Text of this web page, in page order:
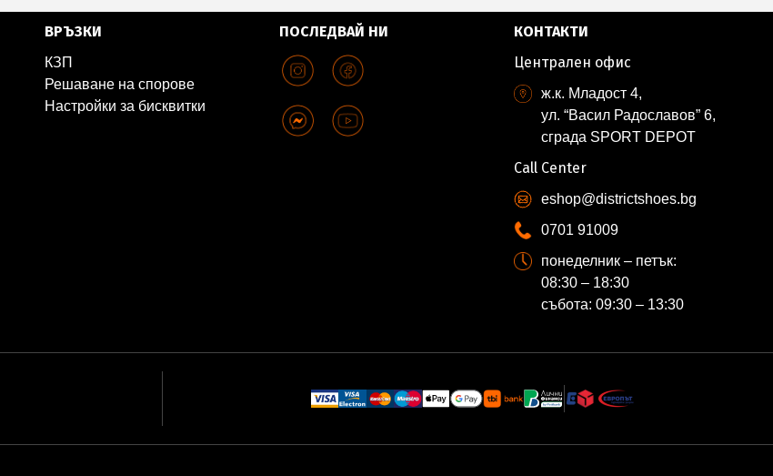
ВРЪЗКИ
КЗП
Решаване на спорове
Настройки за бисквитки
ПОСЛЕДВАЙ НИ
КОНТАКТИ
Централен офис
ж.к. Младост 4,
ул. “Васил Радославов” 6,
сграда SPORT DEPOT
Call Center
eshop@districtshoes.bg
0701 91009
понеделник – петък:
08:30 – 18:30
събота: 09:30 – 13:30